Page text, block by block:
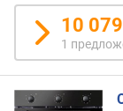
и
я
(
м
10 079
1